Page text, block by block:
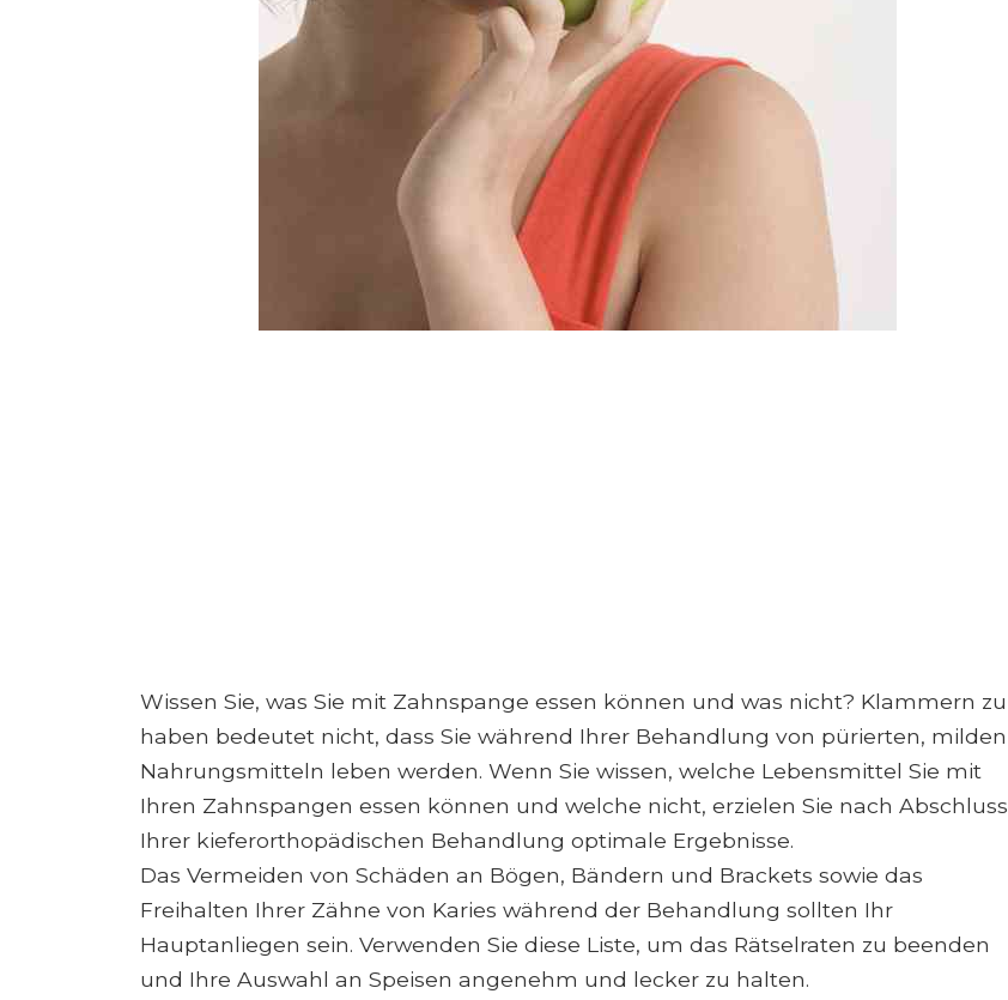
Wissen Sie, was Sie mit Zahnspange essen können und was nicht? Klammern zu
haben bedeutet nicht, dass Sie während Ihrer Behandlung von pürierten, milden
Nahrungsmitteln leben werden. Wenn Sie wissen, welche Lebensmittel Sie mit
Ihren Zahnspangen essen können und welche nicht, erzielen Sie nach Abschluss
Ihrer kieferorthopädischen Behandlung optimale Ergebnisse.
Das Vermeiden von Schäden an Bögen, Bändern und Brackets sowie das
Freihalten Ihrer Zähne von Karies während der Behandlung sollten Ihr
Hauptanliegen sein. Verwenden Sie diese Liste, um das Rätselraten zu beenden
und Ihre Auswahl an Speisen angenehm und lecker zu halten.